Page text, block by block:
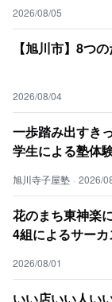
2026/08/05
【旭川市】8つ
2026/08/04
一歩踏み出すき
学生による塾体
旭川寺子屋塾 · 2026/
花のまち東神楽
4組によるサー
2026/08/01
いい店いい人い